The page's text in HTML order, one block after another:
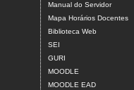
Manual do Servidor
Mapa Horários Docentes
Biblioteca Web
SEI
GURI
MOODLE
MOODLE EAD